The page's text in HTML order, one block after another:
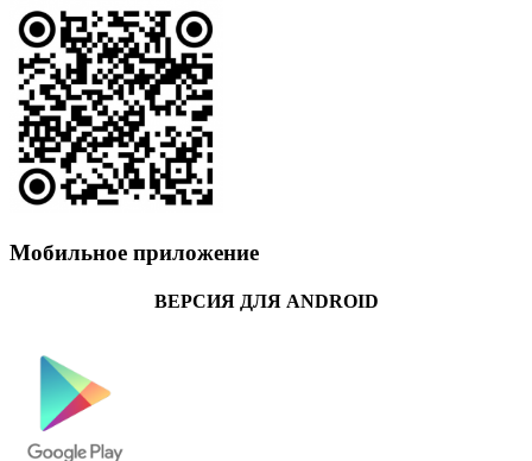
Мобильное приложение
ВЕРСИЯ ДЛЯ ANDROID